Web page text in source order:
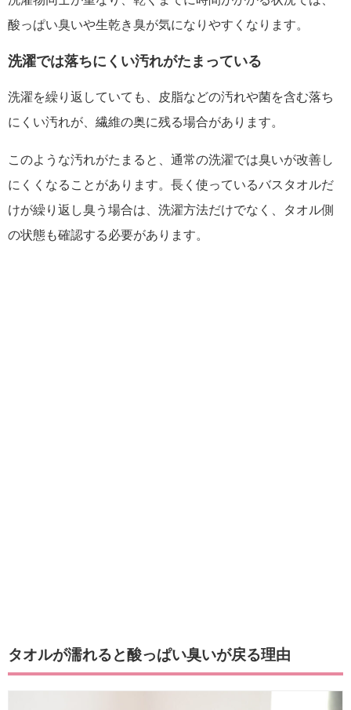
酸っぱい臭いや生乾き臭が気になりやすくなります。
洗濯では落ちにくい汚れがたまっている
洗濯を繰り返していても、皮脂などの汚れや菌を含む落ち
にくい汚れが、繊維の奥に残る場合があります。
このような汚れがたまると、通常の洗濯では臭いが改善し
にくくなることがあります。長く使っているバスタオルだ
けが繰り返し臭う場合は、洗濯方法だけでなく、タオル側
の状態も確認する必要があります。
タオルが濡れると酸っぱい臭いが戻る理由